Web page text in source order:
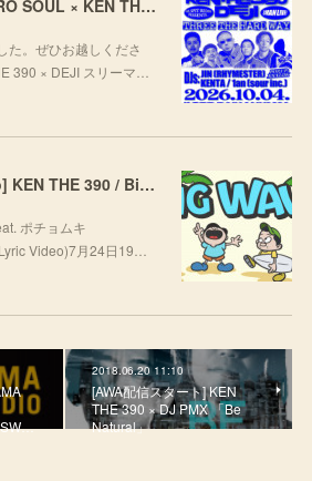
[LIVE] 10月4日(日) TARO SOUL × KEN THE 390 × DEJI スリーマンLIVE "THREE THE HARD WAY” @ ORD. 代官山
た。ぜひお越しくださ
390 × DEJI スリーマ…
[Animated Lyric Video] KEN THE 390 / Big Wave feat. ポチョムキン,KOPERU,Mii
ポチョムキ
Video)7月24日19…
SW…
2018.06.20 11:10
[AWA配信スタート] KEN
THE 390 × DJ PMX 「Be
Natural」